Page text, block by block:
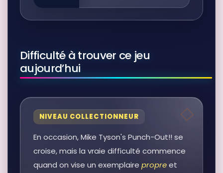
Difficulté à trouver ce jeu
aujourd’hui
NIVEAU COLLECTIONNEUR
En occasion, Mike Tyson's Punch-Out!! se
croise, mais la vraie difficulté commence
quand on vise un exemplaire propreet